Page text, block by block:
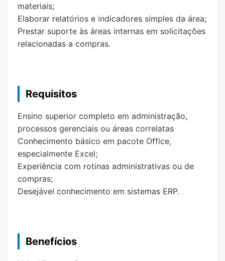
materiais;
Elaborar relatórios e indicadores simples da área;
Prestar suporte às áreas internas em solicitações
relacionadas a compras.
Requisitos
Ensino superior completo em administração,
processos gerenciais ou áreas correlatas
Conhecimento básico em pacote Office,
especialmente Excel;
Experiência com rotinas administrativas ou de
compras;
Desejável conhecimento em sistemas ERP.
Benefícios